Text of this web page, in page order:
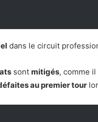
dans le circuit
sont mitigés, comme
au premier tour